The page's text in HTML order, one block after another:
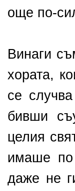
още по-
Винаги
хората,
се
бивши
целия
имаше по
даже не